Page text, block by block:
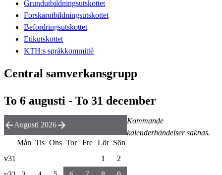
Grundutbildningsutskottet
Forskarutbildningsutskottet
Befordringsutskottet
Etikutskottet
KTH:s språkkommitté
Central samverkansgrupp
To 6 augusti - To 31 december
Kommande
kalenderhändelser saknas.
Augusti 2026
Mån Tis Ons Tor Fre Lör Sön
v31
1
2